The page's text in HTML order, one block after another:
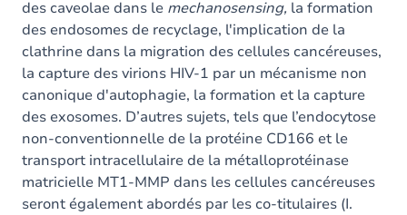
des caveolae dans le mechanosensing, la formation
des endosomes de recyclage, l'implication de la
clathrine dans la migration des cellules cancéreuses,
la capture des virions HIV-1 par un mécanisme non
canonique d'autophagie, la formation et la capture
des exosomes. D’autres sujets, tels que l’endocytose
non-conventionnelle de la protéine CD166 et le
transport intracellulaire de la métalloprotéinase
matricielle MT1-MMP dans les cellules cancéreuses
seront également abordés par les co-titulaires (I.